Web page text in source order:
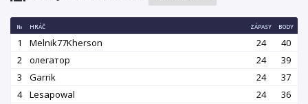
№ HRÁČ ZÁPASY BODY
1 Melnik77Kherson 24
40
2
олегатор 24
39
3
Garrik 24
37
4
Lesapowal 24
36